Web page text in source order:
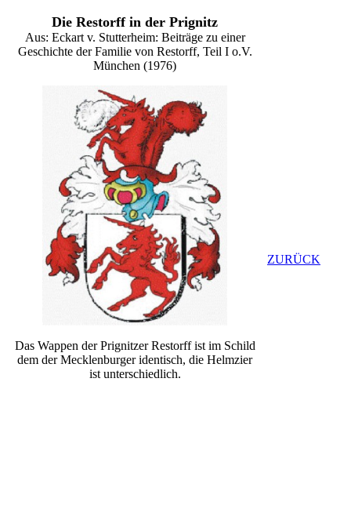
Die Restorff in der Prignitz
Aus: Eckart v. Stutterheim: Beiträge zu einer
Geschichte der Familie von Restorff, Teil I o.V.
München (1976)
Das Wappen der Prignitzer Restorff ist im Schild
dem der Mecklenburger identisch, die Helmzier
ist unterschiedlich.
ZURÜCK